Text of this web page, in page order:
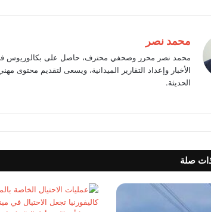
محمد نصر
محمد نصر محرر وصحفي محترف، حاصل على بكالوريوس
الأخبار وإعداد التقارير الميدانية، ويسعى لتقديم
الحديثة.
صلة